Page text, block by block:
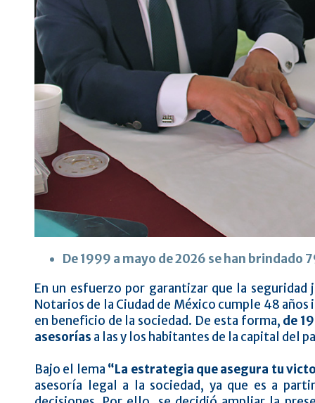
De 1999 a mayo de 2026 se han brindado
En un esfuerzo por garantizar que la
Notarios de la Ciudad de México cumple 48
en beneficio de la sociedad. De esta forma, de
asesorías a las y los habitantes de la capital del
Bajo el lema “La estrategia que asegura tu
asesoría legal a la sociedad, ya que es a